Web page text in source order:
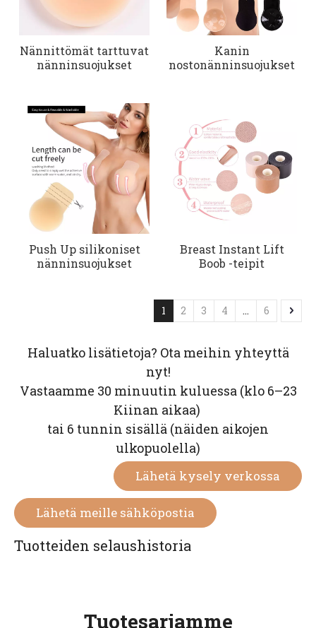
Nännittömät tarttuvat
nänninsuojukset
Kanin
nostonänninsuojukset
Push Up silikoniset
nänninsuojukset
Breast Instant Lift
Boob -teipit
1 2 3 4 ... 6
Haluatko lisätietoja? Ota meihin yhteyttä
nyt!
Vastaamme 30 minuutin kuluessa (klo 6–23
Kiinan aikaa)
tai 6 tunnin sisällä (näiden aikojen
ulkopuolella)
Lähetä kysely verkossa
Lähetä meille sähköpostia
Tuotteiden selaushistoria
Tuotesarjamme